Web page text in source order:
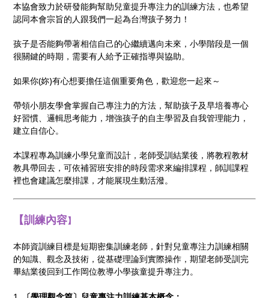
本協會致力於研發能夠幫助兒童提升專注力的訓練方法，也希望
認同本會宗旨的人跟我們一起為台灣孩子努力！
孩子是否能夠帶著相信自己的心繼續邁向未來，小學階段是一個
很關鍵的時期，需要有人給予正確指導與協助。
如果你(妳)有心想要擔任這個重要角色，歡迎您一起來～
帶領小朋友學會掌握自己專注力的方法，幫助孩子及早培養專心
好習慣、邏輯思考能力，增強孩子的自主學習及自我管理能力，
建立自信心。
本課程專為訓練小學兒童而設計，老師受訓結業後，將教程教材
教具帶回去，可依補習班安排的時段需求來編排課程，師訓課程
裡也會建議怎麼排課，才能展現生動活潑。
【訓練內容】
本師資訓練目標是短期密集訓練老師，針對兒童專注力訓練相關
的知識、觀念及技術，從基礎理論到實際操作，期望老師受訓完
畢結業後回到工作岡位教導小學孩童提升專注力。